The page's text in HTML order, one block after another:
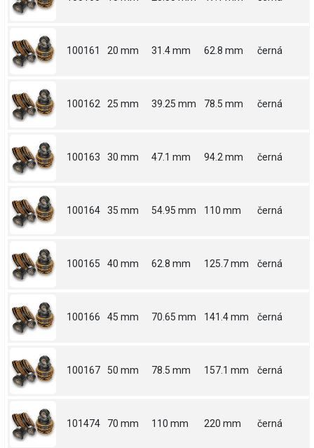
100161 20 mm 31.4 mm 62.8 mm černá
100162 25 mm 39.25 mm 78.5 mm černá
100163 30 mm 47.1 mm 94.2 mm černá
100164 35 mm 54.95 mm 110 mm černá
100165 40 mm 62.8 mm 125.7 mm černá
100166 45 mm 70.65 mm 141.4 mm černá
100167 50 mm 78.5 mm 157.1 mm černá
101474 70 mm 110 mm 220 mm černá